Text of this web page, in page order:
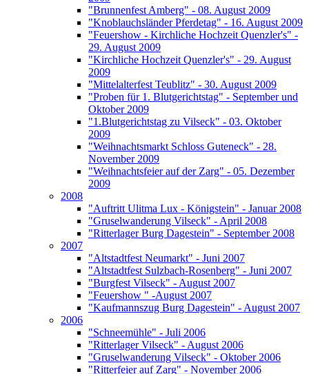
"Brunnenfest Amberg" - 08. August 2009
"Knoblauchsländer Pferdetag" - 16. August 2009
"Feuershow - Kirchliche Hochzeit Quenzler's" -
29. August 2009
"Kirchliche Hochzeit Quenzler's" - 29. August
2009
"Mittelalterfest Teublitz" - 30. August 2009
"Proben für 1. Blutgerichtstag" - September und
Oktober 2009
"1.Blutgerichtstag zu Vilseck" - 03. Oktober
2009
"Weihnachtsmarkt Schloss Guteneck" - 28.
November 2009
"Weihnachtsfeier auf der Zarg" - 05. Dezember
2009
2008
"Auftritt Ulitma Lux - Königstein" - Januar 2008
"Gruselwanderung Vilseck" - April 2008
"Ritterlager Burg Dagestein" - September 2008
2007
"Altstadtfest Neumarkt" - Juni 2007
"Altstadtfest Sulzbach-Rosenberg" - Juni 2007
"Burgfest Vilseck" - August 2007
"Feuershow " -August 2007
"Kaufmannszug Burg Dagestein" - August 2007
2006
"Schneemühle" - Juli 2006
"Ritterlager Vilseck" - August 2006
"Gruselwanderung Vilseck" - Oktober 2006
"Ritterfeier auf Zarg" - November 2006